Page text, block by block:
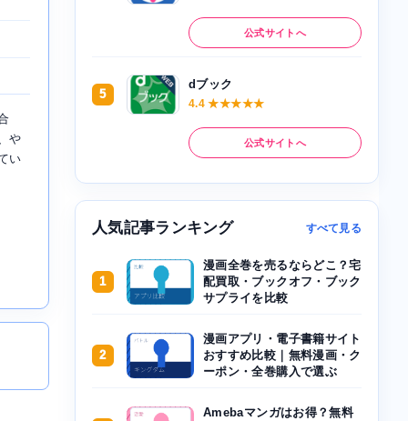
や
い
公式サイトへ
5
dブック
4.4 ★★★★★
公式サイトへ
人気記事ランキング すべて見る
1
漫画全巻を売るならどこ？宅
配買取・ブックオフ・ブック
サプライを比較
2
漫画アプリ・電子書籍サイト
おすすめ比較｜無料漫画・ク
ーポン・全巻購入で選ぶ
Amebaマンガはお得？無料